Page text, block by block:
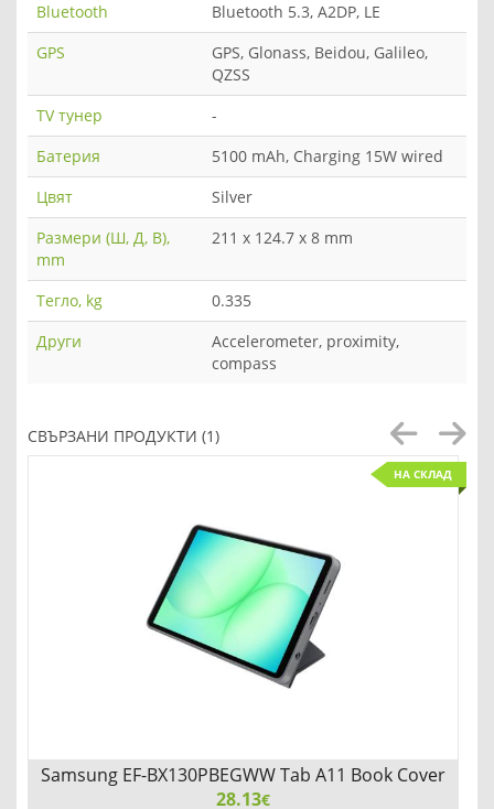
Bluetooth
Bluetooth 5.3, A2DP, LE
GPS
GPS, Glonass, Beidou, Galileo,
QZSS
TV тунер
-
Батерия
5100 mAh, Charging 15W wired
Цвят
Silver
Размери (Ш, Д, В),
mm
211 x 124.7 x 8 mm
Тегло, kg
0.335
Други
Accelerometer, proximity,
compass
СВЪРЗАНИ ПРОДУКТИ (1)
НА СКЛАД
Samsung EF-BX130PBEGWW Tab A11 Book Cover
Black
28.13€